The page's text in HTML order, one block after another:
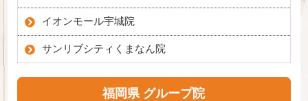
イオンモール宇城院
サンリブシティくまなん院
福岡県 グループ院